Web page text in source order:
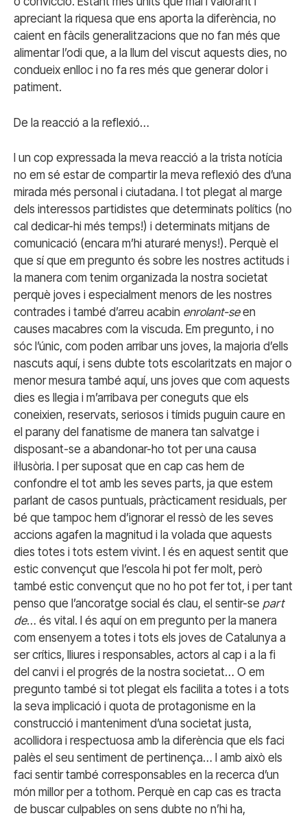
apreciant la riquesa que ens aporta la diferència, no
caient en fàcils generalitzacions que no fan més que
alimentar l’odi que, a la llum del viscut aquests dies, no
condueix enlloc i no fa res més que generar dolor i
patiment.
De la reacció a la reflexió…
I un cop expressada la meva reacció a la trista notícia
no em sé estar de compartir la meva reflexió des d’una
mirada més personal i ciutadana. I tot plegat al marge
dels interessos partidistes que determinats polítics (no
cal dedicar-hi més temps!) i determinats mitjans de
comunicació (encara m’hi aturaré menys!). Perquè el
que sí que em pregunto és sobre les nostres actituds i
la manera com tenim organizada la nostra societat
perquè joves i especialment menors de les nostres
contrades i també d’arreu acabin enrolant-seen
causes macabres com la viscuda. Em pregunto, i no
sóc l’únic, com poden arribar uns joves, la majoria d’ells
nascuts aquí, i sens dubte tots escolaritzats en major o
menor mesura també aquí, uns joves que com aquests
dies es llegia i m’arribava per coneguts que els
coneixien, reservats, seriosos i tímids puguin caure en
el parany del fanatisme de manera tan salvatge i
disposant-se a abandonar-ho tot per una causa
il·lusòria. I per suposat que en cap cas hem de
confondre el tot amb les seves parts, ja que estem
parlant de casos puntuals, pràcticament residuals, per
bé que tampoc hem d’ignorar el ressò de les seves
accions agafen la magnitud i la volada que aquests
dies totes i tots estem vivint. I és en aquest sentit que
estic convençut que l’escola hi pot fer molt, però
també estic convençut que no ho pot fer tot, i per tant
penso que l’ancoratge social és clau, el sentir-se part
de… és vital. I és aquí on em pregunto per la manera
com ensenyem a totes i tots els joves de Catalunya a
ser crítics, lliures i responsables, actors al cap i a la fi
del canvi i el progrés de la nostra societat… O em
pregunto també si tot plegat els facilita a totes i a tots
la seva implicació i quota de protagonisme en la
construcció i manteniment d’una societat justa,
acollidora i respectuosa amb la diferència que els faci
palès el seu sentiment de pertinença… I amb això els
faci sentir també corresponsables en la recerca d’un
món millor per a tothom. Perquè en cap cas es tracta
de buscar culpables on sens dubte no n’hi ha,